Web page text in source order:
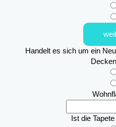
Handelt es sich um ein
Ist die